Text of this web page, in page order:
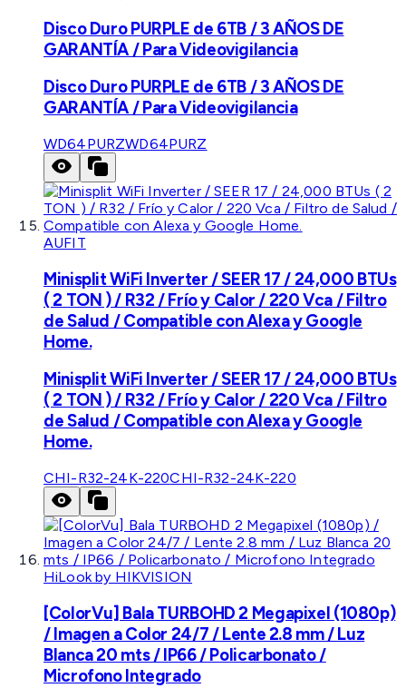
Disco Duro PURPLE de 6TB / 3 AÑOS DE
GARANTÍA / Para Videovigilancia
Disco Duro PURPLE de 6TB / 3 AÑOS DE
GARANTÍA / Para Videovigilancia
WD64PURZWD64PURZ
AUFIT
Minisplit WiFi Inverter / SEER 17 / 24,000 BTUs
( 2 TON ) / R32 / Frío y Calor / 220 Vca / Filtro
de Salud / Compatible con Alexa y Google
Home.
Minisplit WiFi Inverter / SEER 17 / 24,000 BTUs
( 2 TON ) / R32 / Frío y Calor / 220 Vca / Filtro
de Salud / Compatible con Alexa y Google
Home.
CHI-R32-24K-220CHI-R32-24K-220
HiLook by HIKVISION
[ColorVu] Bala TURBOHD 2 Megapixel (1080p)
/ Imagen a Color 24/7 / Lente 2.8 mm / Luz
Blanca 20 mts / IP66 / Policarbonato /
Microfono Integrado